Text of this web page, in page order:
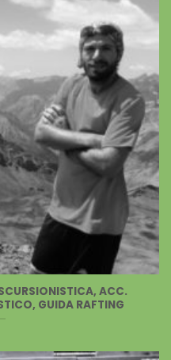
ACC.
GUIDA RAFTING